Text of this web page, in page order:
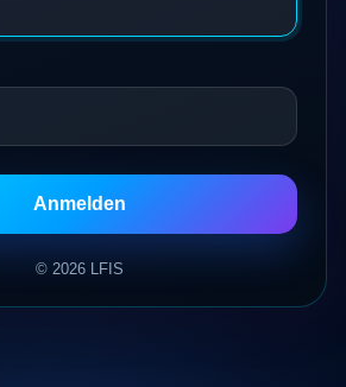
Anmelden
© 2026 LFIS